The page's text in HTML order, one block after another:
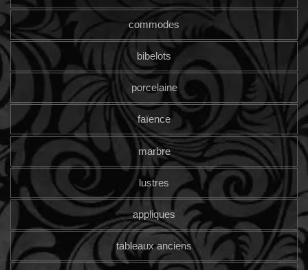
commodes
bibelots
porcelaine
faïence
marbre
lustres
appliques
tableaux anciens